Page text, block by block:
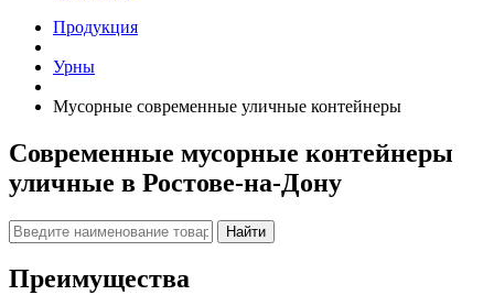
Продукция
Урны
Мусорные современные уличные контейнеры
Современные мусорные контейнеры
уличные в Ростове-на-Дону
Найти
Преимущества